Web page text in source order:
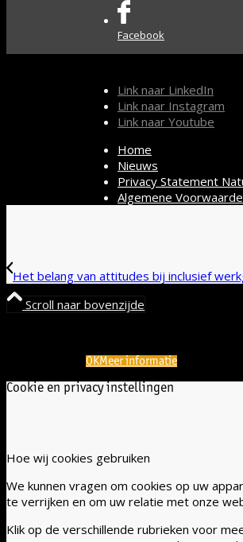
Facebook
Link naar LinkedIn
Link naar Instagram
Link naar Youtube
Home
Nieuws
Privacy Statement
Algemene
Het belang van attitudes bij inclusief
Scroll naar bovenzijde
OKMeer informatie
Cookie en privacy instellingen
Hoe wij cookies gebruiken
We kunnen vragen om cookies op uw
te verrijken en om uw relatie met onze
Klik op de verschillende rubrieken voor